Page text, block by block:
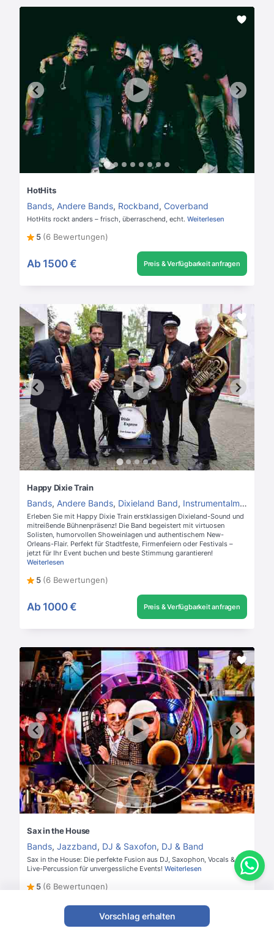
HotHits
Bands, Andere Bands, Rockband, Coverband
HotHits rockt anders – frisch, überraschend, echt. Weiterlesen
5 (6 Bewertungen)
Ab 1500 € Preis & Verfügbarkeit anfragen
Happy Dixie Train
Bands, Andere Bands, Dixieland Band, Instrumentalmusik
Erleben Sie mit Happy Dixie Train erstklassigen Dixieland-Sound und
mitreißende Bühnenpräsenz! Die Band begeistert mit virtuosen
Solisten, humorvollen Showeinlagen und authentischem New-
Orleans-Flair. Perfekt für Stadtfeste, Firmenfeiern oder Festivals –
jetzt für Ihr Event buchen und beste Stimmung garantieren!
Weiterlesen
5 (6 Bewertungen)
Ab 1000 € Preis & Verfügbarkeit anfragen
Sax in the House
Bands, Jazzband, DJ & Saxofon, DJ & Band
Sax in the House: Die perfekte Fusion aus DJ, Saxophon, Vocals &
Live-Percussion für unvergessliche Events! Weiterlesen
5 (6 Bewertungen)
2300 € Preis & Verfügbarkeit anfragen
Vorschlag erhalten